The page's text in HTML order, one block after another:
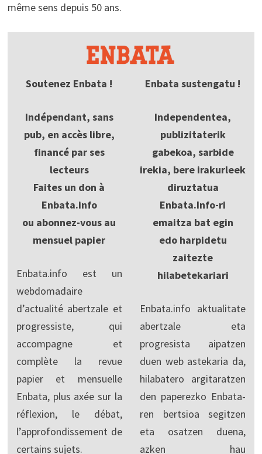
même sens depuis 50 ans.
Soutenez Enbata !
Indépendant, sans
pub, en accès libre,
financé par ses
lecteurs
Faites un don à
Enbata.info
ou abonnez-vous au
mensuel papier
Enbata.info est un
webdomadaire
d’actualité abertzale et
progressiste, qui
accompagne et
complète la revue
papier et mensuelle
Enbata, plus axée sur la
réflexion, le débat,
l’approfondissement de
certains sujets.
Enbata sustengatu !
Independentea,
publizitaterik
gabekoa, sarbide
irekia, bere irakurleek
diruztatua
Enbata.Info-ri
emaitza bat egin
edo harpidetu
zaitezte
hilabetekariari
Enbata.info aktualitate
abertzale eta
progresista aipatzen
duen web astekaria da,
hilabatero argitaratzen
den paperezko Enbata-
ren bertsioa segitzen
eta osatzen duena,
azken hau